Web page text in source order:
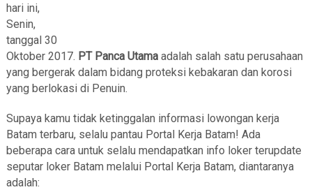
hari ini,
Senin,
tanggal 30
Oktober 2017. PT Panca Utamaadalah salah satu perusahaan
yang bergerak dalam bidang proteksi kebakaran dan korosi
yang berlokasi di Penuin.
Supaya kamu tidak ketinggalan informasi lowongan kerja
Batam terbaru, selalu pantau Portal Kerja Batam! Ada
beberapa cara untuk selalu mendapatkan info loker terupdate
seputar loker Batam melalui Portal Kerja Batam, diantaranya
adalah: